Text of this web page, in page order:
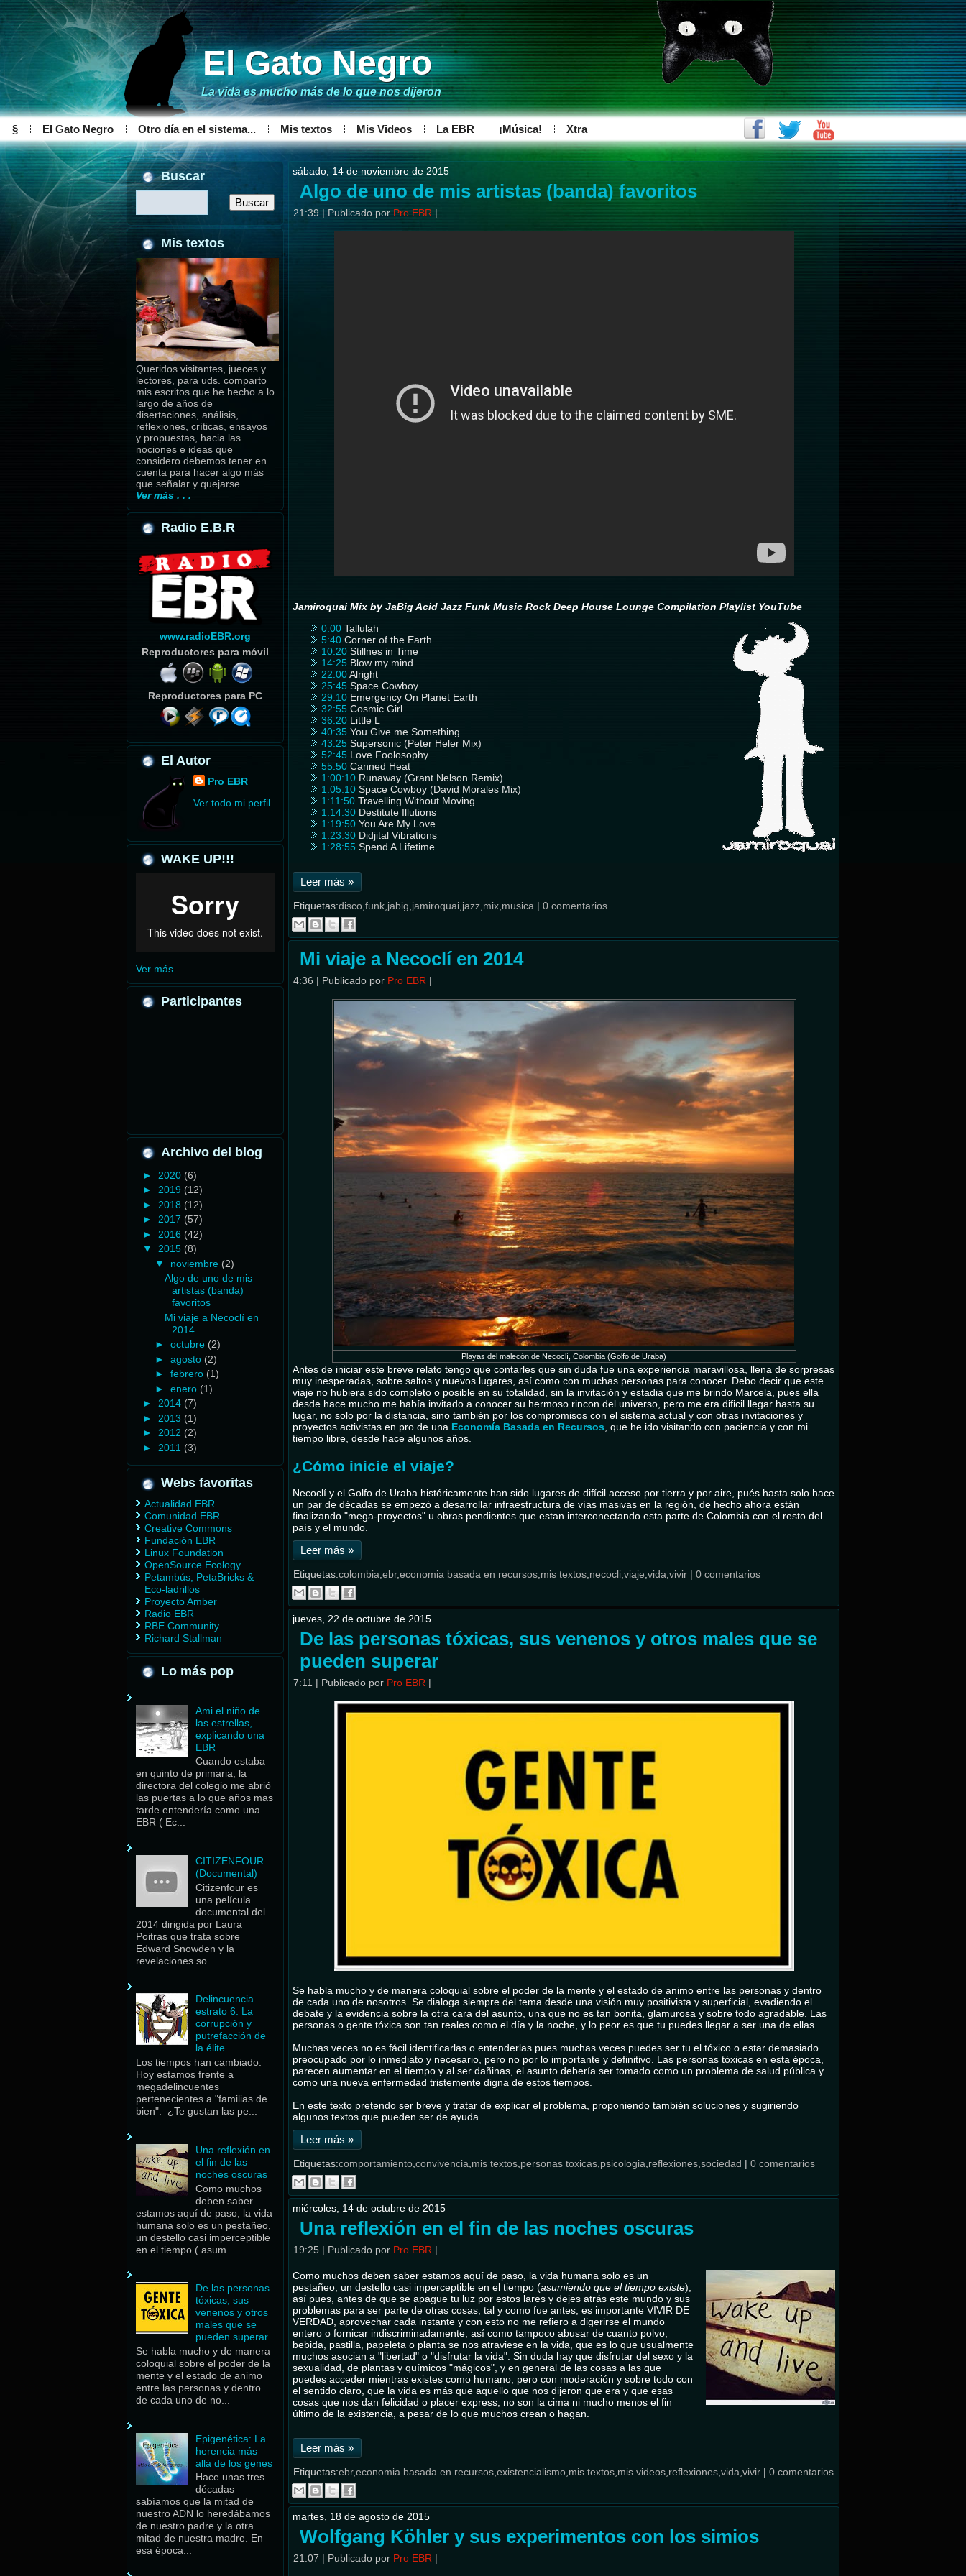
El Gato Negro
La vida es mucho más de lo que nos dijeron
§ El Gato Negro Otro día en el sistema... Mis textos Mis Videos La EBR ¡Música! Xtra
Buscar
Mis textos
Queridos visitantes, jueces y
lectores, para uds. comparto
mis escritos que he hecho a lo
largo de años de
disertaciones, análisis,
reflexiones, críticas, ensayos
y propuestas, hacia las
nociones e ideas que
considero debemos tener en
cuenta para hacer algo más
que señalar y quejarse.
Ver más . . .
Radio E.B.R
www.radioEBR.org
Reproductores para móvil
Reproductores para PC
El Autor
Pro EBR
Ver todo mi perfil
WAKE UP!!!
Ver más . . .
Participantes
Archivo del blog
► 2020 (6)
► 2019 (12)
► 2018 (12)
► 2017 (57)
► 2016 (42)
▼ 2015 (8)
▼ noviembre (2)
Algo de uno de mis
artistas (banda)
favoritos
Mi viaje a Necoclí en
2014
► octubre (2)
► agosto (2)
► febrero (1)
► enero (1)
► 2014 (7)
► 2013 (1)
► 2012 (2)
► 2011 (3)
Webs favoritas
Actualidad EBR
Comunidad EBR
Creative Commons
Fundación EBR
Linux Foundation
OpenSource Ecology
Petambús, PetaBricks &
Eco-ladrillos
Proyecto Amber
Radio EBR
RBE Community
Richard Stallman
Lo más pop
Ami el niño de
las estrellas,
explicando una
EBR
Cuando estaba
en quinto de primaria, la
directora del colegio me abrió
las puertas a lo que años mas
tarde entendería como una
EBR ( Ec...
CITIZENFOUR
(Documental)
Citizenfour es
una película
documental del
2014 dirigida por Laura
Poitras que trata sobre
Edward Snowden y la
revelaciones so...
Delincuencia
estrato 6: La
corrupción y
putrefacción de
la élite
Los tiempos han cambiado.
Hoy estamos frente a
megadelincuentes
pertenecientes a "familias de
bien". ¿Te gustan las pe...
Una reflexión en
el fin de las
noches oscuras
Como muchos
deben saber
estamos aquí de paso, la vida
humana solo es un pestañeo,
un destello casi imperceptible
en el tiempo ( asum...
De las personas
tóxicas, sus
venenos y otros
males que se
pueden superar
Se habla mucho y de manera
coloquial sobre el poder de la
mente y el estado de animo
entre las personas y dentro
de cada uno de no...
Epigenética: La
herencia más
allá de los genes
Hace unas tres
décadas
sabíamos que la mitad de
nuestro ADN lo heredábamos
de nuestro padre y la otra
mitad de nuestra madre. En
esa época...
sábado, 14 de noviembre de 2015
Algo de uno de mis artistas (banda) favoritos
21:39 | Publicado por Pro EBR |
Jamiroquai Mix by JaBig Acid Jazz Funk Music Rock Deep House Lounge Compilation Playlist YouTube
0:00 Tallulah
5:40 Corner of the Earth
10:20 Stillnes in Time
14:25 Blow my mind
22:00Alright
25:45 Space Cowboy
29:10 Emergency On Planet Earth
32:55 Cosmic Girl
36:20 Little L
40:35 You Give me Something
43:25 Supersonic (Peter Heler Mix)
52:45 Love Foolosophy
55:50 Canned Heat
1:00:10 Runaway (Grant Nelson Remix)
1:05:10 Space Cowboy (David Morales Mix)
1:11:50 Travelling Without Moving
1:14:30 Destitute Illutions
1:19:50 You Are My Love
1:23:30 Didjital Vibrations
1:28:55 Spend A Lifetime
Leer más »
Etiquetas:disco funk jabig jamiroquai jazz mix musica | 0 comentarios
Mi viaje a Necoclí en 2014
4:36 | Publicado por Pro EBR |
Playas del malecón de Necoclí, Colombia (Golfo de Uraba)
Antes de iniciar este breve relato tengo que contarles que sin duda fue una experiencia maravillosa, llena de sorpresas
muy inesperadas, sobre saltos y nuevos lugares, así como con muchas personas para conocer. Debo decir que este
viaje no hubiera sido completo o posible en su totalidad, sin la invitación y estadia que me brindo Marcela, pues ella
desde hace mucho me había invitado a conocer su hermoso rincon del universo, pero me era dificil llegar hasta su
lugar, no solo por la distancia, sino también por los compromisos con el sistema actual y con otras invitaciones y
proyectos activistas en pro de una Economía Basada en Recursos , que he ido visitando con paciencia y con mi
tiempo libre, desde hace algunos años.
¿Cómo inicie el viaje?
Necoclí y el Golfo de Uraba históricamente han sido lugares de difícil acceso por tierra y por aire, pués hasta solo hace
un par de décadas se empezó a desarrollar infraestructura de vías masivas en la región, de hecho ahora están
finalizando "mega-proyectos" u obras pendientes que estan interconectando esta parte de Colombia con el resto del
país y el mundo.
Leer más »
Etiquetas:colombia ebr,economia basada en recursos mis textos necocli viaje vida vivir | 0 comentarios
jueves, 22 de octubre de 2015
De las personas tóxicas, sus venenos y otros males que se
pueden superar
7:11 | Publicado por Pro EBR |
Se habla mucho y de manera coloquial sobre el poder de la mente y el estado de animo entre las personas y dentro
de cada uno de nosotros. Se dialoga siempre del tema desde una visión muy positivista y superficial, evadiendo el
debate y la evidencia sobre la otra cara del asunto, una que no es tan bonita, glamurosa y sobre todo agradable. Las
personas o gente tóxica son tan reales como el día y la noche, y lo peor es que tu puedes llegar a ser una de ellas.
Muchas veces no es fácil identificarlas o entenderlas pues muchas veces puedes ser tu el tóxico o estar demasiado
preocupado por lo inmediato y necesario, pero no por lo importante y definitivo. Las personas tóxicas en esta época,
parecen aumentar en el tiempo y al ser dañinas, el asunto debería ser tomado como un problema de salud pública y
como una nueva enfermedad tristemente digna de estos tiempos.
En este texto pretendo ser breve y tratar de explicar el problema, proponiendo también soluciones y sugiriendo
algunos textos que pueden ser de ayuda.
Leer más »
Etiquetas:comportamiento convivencia mis textos personas toxicas psicologia reflexiones sociedad | 0 comentarios
miércoles, 14 de octubre de 2015
Una reflexión en el fin de las noches oscuras
19:25 | Publicado por Pro EBR |
Como muchos deben saber estamos aquí de paso, la vida humana solo es un
pestañeo, un destello casi imperceptible en el tiempo (asumiendo que el tiempo existe),
así pues, antes de que se apague tu luz por estos lares y dejes atrás este mundo y sus
problemas para ser parte de otras cosas, tal y como fue antes, es importante VIVIR DE
VERDAD, aprovechar cada instante y con esto no me refiero a digerirse el mundo
entero o fornicar indiscriminadamente, así como tampoco abusar de cuanto polvo,
bebida, pastilla, papeleta o planta se nos atraviese en la vida, que es lo que usualmente
muchos asocian a "libertad" o "disfrutar la vida". Sin duda hay que disfrutar del sexo y la
sexualidad, de plantas y químicos "mágicos", y en general de las cosas a las que
puedes acceder mientras existes como humano, pero con moderación y sobre todo con
el sentido claro, que la vida es más que aquello que nos dijeron que era y que esas
cosas que nos dan felicidad o placer express, no son la cima ni mucho menos el fin
último de la existencia, a pesar de lo que muchos crean o hagan.
Leer más »
Etiquetas:ebr,economia basada en recursos existencialismo mis textos mis videos reflexiones vida vivir | 0 comentarios
martes, 18 de agosto de 2015
Wolfgang Köhler y sus experimentos con los simios
21:07 | Publicado por Pro EBR |